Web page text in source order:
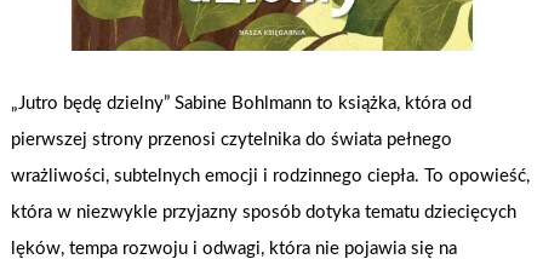
„Jutro będę dzielny” Sabine Bohlmann to książka, która od
pierwszej strony przenosi czytelnika do świata pełnego
wrażliwości, subtelnych emocji i rodzinnego ciepła. To opowieść,
która w niezwykle przyjazny sposób dotyka tematu dziecięcych
lęków, tempa rozwoju i odwagi, która nie pojawia się na